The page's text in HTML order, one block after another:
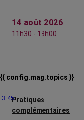
14 août 2026
11h30 - 13h00
{{ config.mag.topics }}
Pratiques
complémentaires
3:45